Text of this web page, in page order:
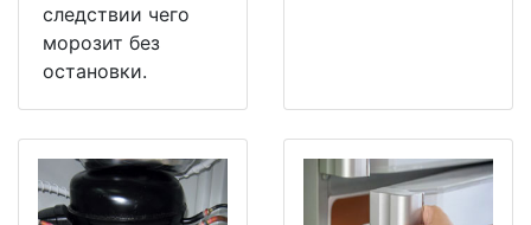
следствии чего
морозит без
остановки.